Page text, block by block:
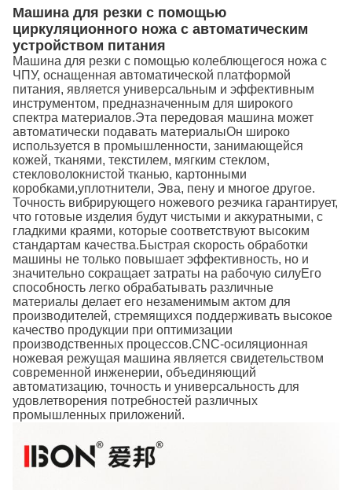
Машина для резки с помощью
циркуляционного ножа с автоматическим
устройством питания
Машина для резки с помощью колеблющегося ножа с
ЧПУ, оснащенная автоматической платформой
питания, является универсальным и эффективным
инструментом, предназначенным для широкого
спектра материалов.Эта передовая машина может
автоматически подавать материалыОн широко
используется в промышленности, занимающейся
кожей, тканями, текстилем, мягким стеклом,
стекловолокнистой тканью, картонными
коробками,уплотнители, Эва, пену и многое другое.
Точность вибрирующего ножевого резчика гарантирует,
что готовые изделия будут чистыми и аккуратными, с
гладкими краями, которые соответствуют высоким
стандартам качества.Быстрая скорость обработки
машины не только повышает эффективность, но и
значительно сокращает затраты на рабочую силуЕго
способность легко обрабатывать различные
материалы делает его незаменимым актом для
производителей, стремящихся поддерживать высокое
качество продукции при оптимизации
производственных процессов.CNC-осиляционная
ножевая режущая машина является свидетельством
современной инженерии, объединяющий
автоматизацию, точность и универсальность для
удовлетворения потребностей различных
промышленных приложений.